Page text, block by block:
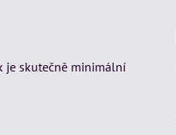
je skutečně minimální